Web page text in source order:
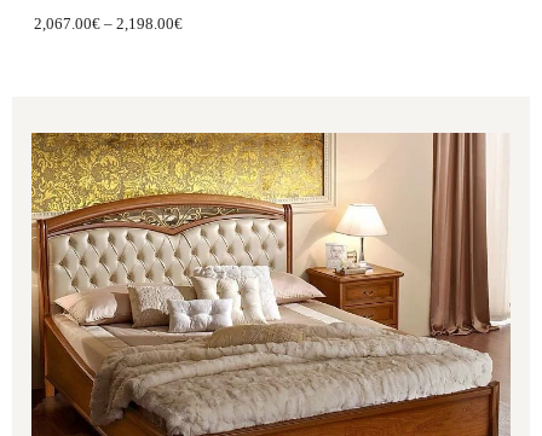
2,067.00€ – 2,198.00€
2,067.00€
through
2,220.00€